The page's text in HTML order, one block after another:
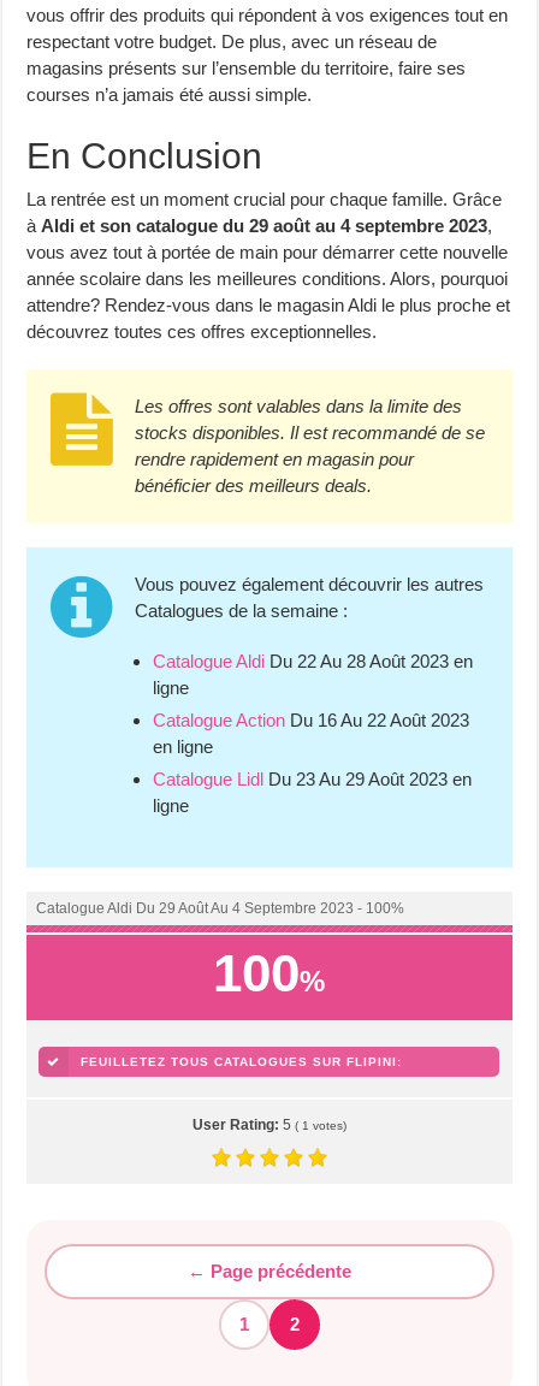
vous offrir des produits qui répondent à vos exigences tout en
respectant votre budget. De plus, avec un réseau de
magasins présents sur l’ensemble du territoire, faire ses
courses n’a jamais été aussi simple.
En Conclusion
La rentrée est un moment crucial pour chaque famille. Grâce
àAldi et son catalogue du 29 août au 4 septembre 2023,
vous avez tout à portée de main pour démarrer cette nouvelle
année scolaire dans les meilleures conditions. Alors, pourquoi
attendre? Rendez-vous dans le magasin Aldi le plus proche et
découvrez toutes ces offres exceptionnelles.
Les offres sont valables dans la limite des
stocks disponibles. Il est recommandé de se
rendre rapidement en magasin pour
bénéficier des meilleurs deals.
Vous pouvez également découvrir les autres
Catalogues de la semaine :
Catalogue Aldi Du 22 Au 28 Août 2023 en
ligne
Catalogue Action Du 16 Au 22 Août 2023
en ligne
Catalogue Lidl Du 23 Au 29 Août 2023 en
ligne
Catalogue Aldi Du 29 Août Au 4 Septembre 2023 - 100%
100%
FEUILLETEZ TOUS CATALOGUES SUR FLIPINI:
User Rating: 5 ( 1 votes)
← Page précédente
1 2